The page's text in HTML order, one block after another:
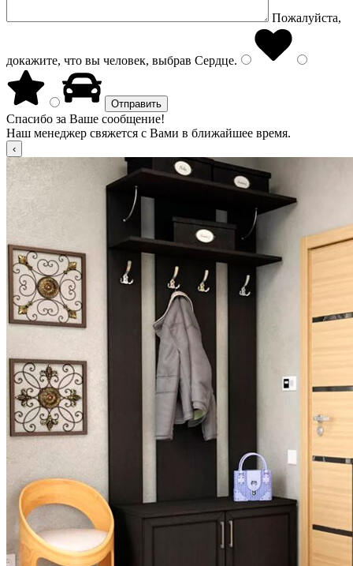
Пожалуйста,
докажите, что вы человек, выбрав Сердце.
Спасибо за Ваше сообщение!
Наш менеджер свяжется с Вами в ближайшее время.